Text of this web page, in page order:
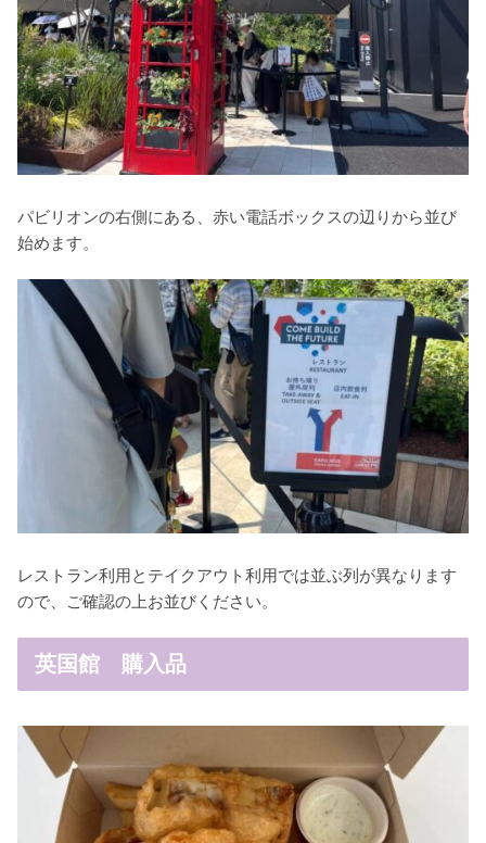
パビリオンの右側にある、赤い電話ボックスの辺りから並び
始めます。
レストラン利用とテイクアウト利用では並ぶ列が異なります
ので、ご確認の上お並びください。
英国館 購入品